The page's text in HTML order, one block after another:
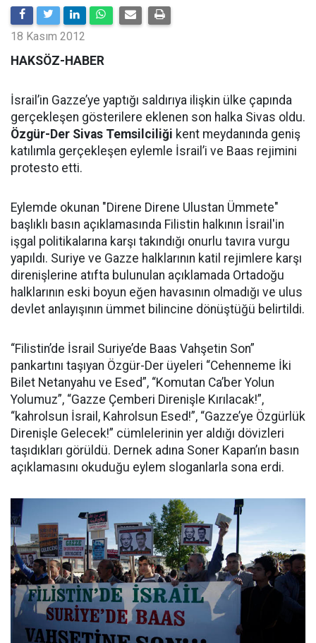
18 Kasım 2012
HAKSÖZ-HABER
İsrail’in Gazze’ye yaptığı saldırıya ilişkin ülke çapında
gerçekleşen gösterilere eklenen son halka Sivas oldu.
Özgür-Der Sivas Temsilciliği kent meydanında geniş
katılımla gerçekleşen eylemle İsrail’i ve Baas rejimini
protesto etti.
Eylemde okunan "Direne Direne Ulustan Ümmete"
başlıklı basın açıklamasında Filistin halkının İsrail'in
işgal politikalarına karşı takındığı onurlu tavıra vurgu
yapıldı. Suriye ve Gazze halklarının katil rejimlere karşı
direnişlerine atıfta bulunulan açıklamada Ortadoğu
halklarının eski boyun eğen havasının olmadığı ve ulus
devlet anlayışının ümmet bilincine dönüştüğü belirtildi.
“Filistin’de İsrail Suriye’de Baas Vahşetin Son”
pankartını taşıyan Özgür-Der üyeleri “Cehenneme İki
Bilet Netanyahu ve Esed”, “Komutan Ca’ber Yolun
Yolumuz”, “Gazze Çemberi Direnişle Kırılacak!”,
“kahrolsun İsrail, Kahrolsun Esed!”, “Gazze’ye Özgürlük
Direnişle Gelecek!” cümlelerinin yer aldığı dövizleri
taşıdıkları görüldü. Dernek adına Soner Kapan’ın basın
açıklamasını okuduğu eylem sloganlarla sona erdi.